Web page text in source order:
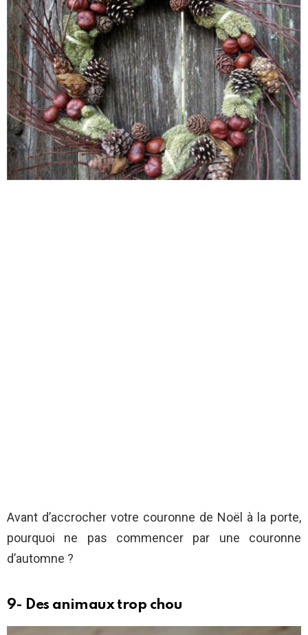
Avant d’accrocher votre couronne de Noël à la porte,
pourquoi ne pas commencer par une couronne
d’automne ?
9- Des animaux trop chou